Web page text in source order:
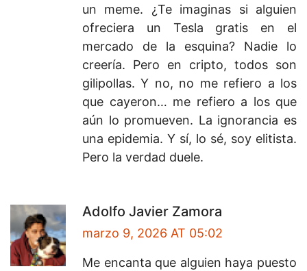
un meme. ¿Te imaginas si alguien
ofreciera un Tesla gratis en el
mercado de la esquina? Nadie lo
creería. Pero en cripto, todos son
gilipollas. Y no, no me refiero a los
que cayeron… me refiero a los que
aún lo promueven. La ignorancia es
una epidemia. Y sí, lo sé, soy elitista.
Pero la verdad duele.
Adolfo Javier Zamora
marzo 9, 2026 AT 05:02
Me encanta que alguien haya puesto